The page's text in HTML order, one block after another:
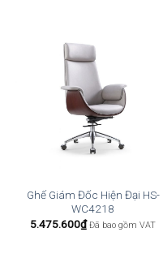
Ghế Giám Đốc Hiện Đại HS-
WC4218
5.475.600₫ Đã bao gồm VAT